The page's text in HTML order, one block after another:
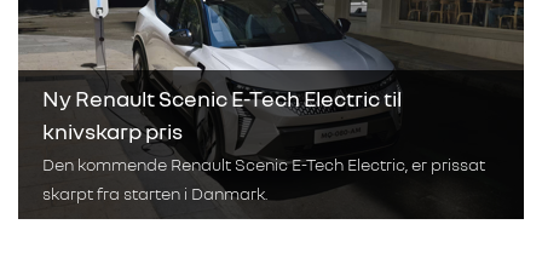
Ny Renault Scenic E-Tech Electric til
knivskarp pris
Den kommende Renault Scenic E-Tech Electric, er prissat
skarpt fra starten i Danmark.